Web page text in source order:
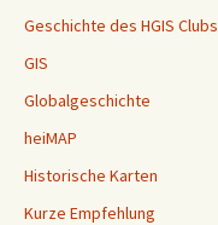
Geschichte des HGIS Clubs
GIS
Globalgeschichte
heiMAP
Historische Karten
Kurze Empfehlung